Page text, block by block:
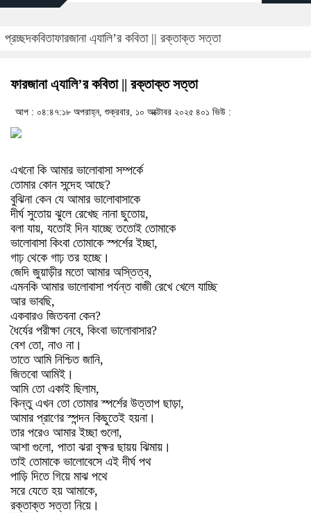
প্রচ্ছদকবিতাফারজানা এ্যালি’র কবিতা || রক্তাক্ত সত্তা
ফারজানা এ্যালি’র কবিতা || রক্তাক্ত সত্তা
আপ : ০৪:৪৭:১৮ অপরাহ্ন, শুক্রবার, ১০ অক্টোবর ২০২৫ ৪০১ ভিউ :
এখনো কি আমার ভালোবাসা সম্পর্কে
তোমার কোন সন্দেহ আছে?
বুঝিনা কেন যে আমার ভালোবাসাকে
দীর্ঘ সুতোয় ঝুলে রেখেছ নানা ছুতোয়,
বলা যায়, যতোই দিন যাচ্ছে ততোই তোমাকে
ভালোবাসা কিংবা তোমাকে স্পর্শের ইচ্ছা,
গাঢ় থেকে গাঢ় তর হচ্ছে।
জেদি জুয়াড়ীর মতো আমার অস্তিত্ব,
এমনকি আমার ভালোবাসা পর্যন্ত বাজী রেখে খেলে যাচ্ছি
আর ভাবছি,
একবারও জিতবনা কেন?
ধৈর্যের পরীক্ষা নেবে, কিংবা ভালোবাসার?
বেশ তো, নাও না।
তাতে আমি নিশ্চিত জানি,
জিতবো আমিই।
আমি তো একাই ছিলাম,
কিন্তু এখন তো তোমার স্পর্শের উত্তাপ ছাড়া,
আমার প্রাণের স্পন্দন কিছুতেই হয়না।
তার পরেও আমার ইচ্ছা গুলো,
আশা গুলো, পাতা ঝরা বৃক্ষর ছায়য় ঝিমায়।
তাই তোমাকে ভালোবেসে এই দীর্ঘ পথ
পাড়ি দিতে গিয়ে মাঝ পথে
সরে যেতে হয় আমাকে,
রক্তাক্ত সত্তা নিয়ে।